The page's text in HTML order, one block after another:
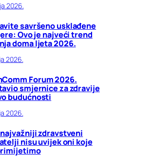
2026.
savršeno usklađene
Ovo je najveći trend
doma ljeta 2026.
2026.
Forum 2026.
smjernice za zdravije
budućnosti
2026.
zdravstveni
nisu uvijek oni koje